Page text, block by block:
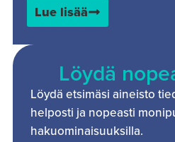
Lue lisää
Löydä
Löydä etsimäsi aineisto
helposti ja nopeasti
hakuominaisuuksilla.